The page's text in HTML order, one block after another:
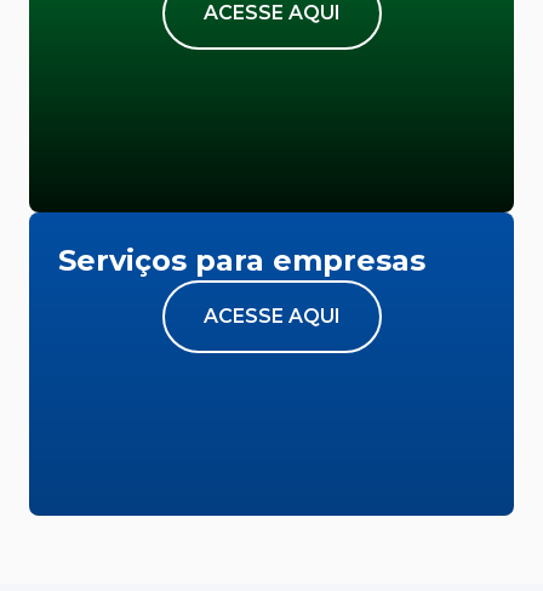
ACESSE AQUI
Serviços para empresas
ACESSE AQUI